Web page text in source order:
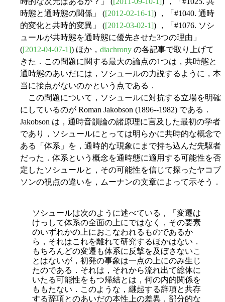
時態と通時態の関係」 ([2012-02-16-1]) ，「#1040. 通時
的変化と共時的変異」 ([2012-03-02-1]) ，「#1076. ソシ
ュールが共時態を通時態に優先させた3つの理由」
([2012-04-07-1]) ほか， diachrony の各記事で取り上げて
きた．この問題に関する最大の論点の1つは，共時態と
通時態のあいだには，ソシュールの力説するように，本
当に接点がないのかという点である．
この問題について，ソシュールに対抗する立場を明確
にしているのが Roman Jakobson (1896--1982) である．
Jakobson は，通時音韻論の諸原理に言及した最初の学者
であり，ソシュールにとっては明らかに共時的な概念で
ある「体系」を，通時的な現象にまで持ち込んだ先駆者
だった．体系という概念を通時態に適用する可能性を否
定したソシュールと，その可能性を信じて探ったヤコブ
ソンの視点の違いを，ムーナンの文章によって示そう．
ソシュールは次のように述べている，「変遷は
けっして体系の全面の上にではなく，その要素
のいずれかの上におこなわれるものであるか
ら，それはこれを離れて研究するほかはない．
もちろんどの変遷も体系に反撃を及ぼさないこ
とはないが，初発の事象は一点の上にのみ生じ
たのである．それは，それから流れ出て総体に
いたる可能性をもつ帰結とは，何の内的関係を
ももたない．このような，継起する辞項と共存
する辞項とのあいだの本性上の差異，部分的な